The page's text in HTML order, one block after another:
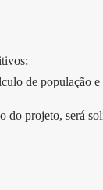
de população
do projeto, será